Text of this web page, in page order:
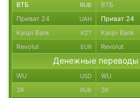
ВТБ RUB ВТБ
Приват 24 UAH Приват 24
Kaspi Bank KZT Kaspi Bank
Revolut EUR Revolut
Денежные переводы
WU USD WU
ЗК RUB ЗК